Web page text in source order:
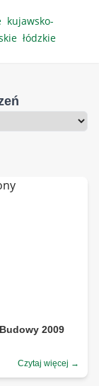
kujawsko-
łódzkie
2009
Czytaj więcej →